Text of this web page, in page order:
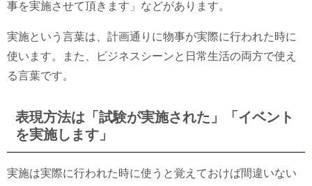
事を実施させて頂きます」などがあります。
実施という言葉は、計画通りに物事が実際に行われた時に
使います。また、ビジネスシーンと日常生活の両方で使え
る言葉です。
表現方法は「試験が実施された」「イベント
を実施します」
実施は実際に行われた時に使うと覚えておけば間違いない